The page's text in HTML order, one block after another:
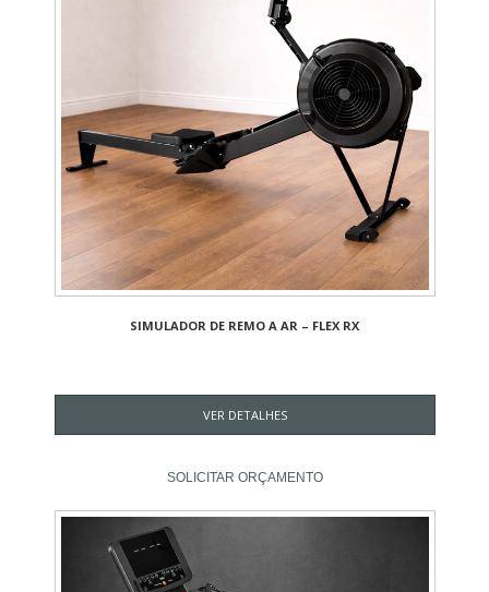
SIMULADOR DE REMO A AR – FLEX RX
VER DETALHES
SOLICITAR ORÇAMENTO